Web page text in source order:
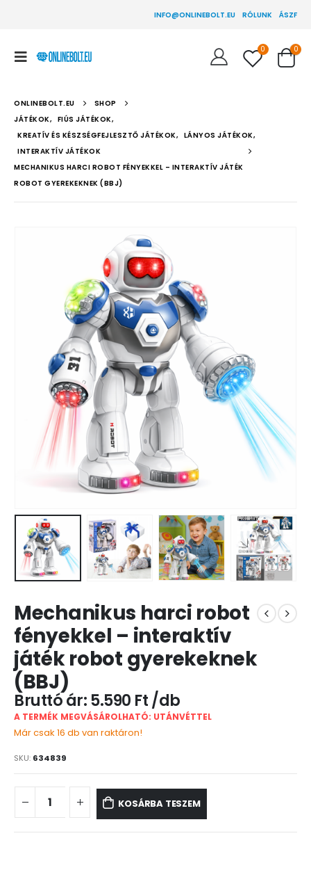
INFO@ONLINEBOLT.EU RÓLUNK ÁSZF
0 0
ONLINEBOLT.EU
SHOP
JÁTÉKOK, FIÚS JÁTÉKOK,
KREATÍV ÉS KÉSZSÉGFEJLESZTŐ JÁTÉKOK, LÁNYOS JÁTÉKOK,
INTERAKTÍV JÁTÉKOK
MECHANIKUS HARCI ROBOT FÉNYEKKEL – INTERAKTÍV JÁTÉK
ROBOT GYEREKEKNEK (BBJ)
Mechanikus harci robot
fényekkel – interaktív
játék robot gyerekeknek
(BBJ)
5.590 Ft
A TERMÉK MEGVÁSÁROLHATÓ: UTÁNVÉTTEL
Már csak 16 db van raktáron!
SKU: 634839
KOSÁRBA TESZEM